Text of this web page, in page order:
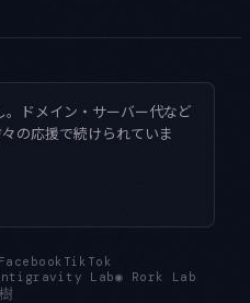
ドメイン・サーバー代など
の応援で続けられていま
Facebook TikTok
Lab◉ Rork Lab